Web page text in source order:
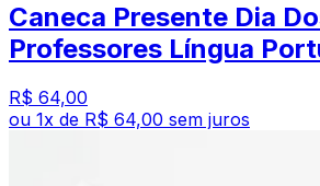
Caneca Presente Dia
Professores Língua
R$ 64,00
ou 1x de R$ 64,00 sem juros